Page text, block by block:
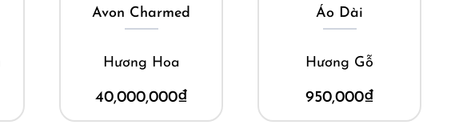
Avon Charmed
Hương Hoa
40,000,000₫
Áo Dài
Hương Gỗ
950,000₫